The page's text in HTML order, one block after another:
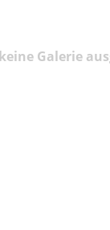
Galerie